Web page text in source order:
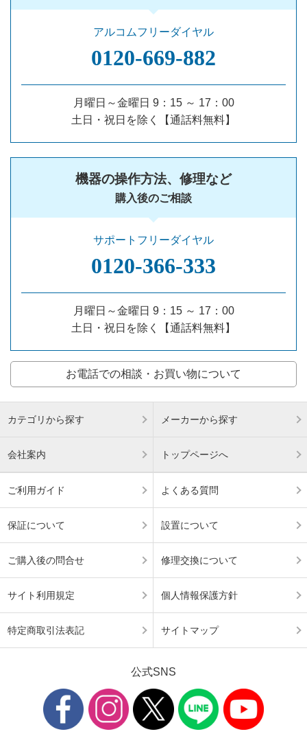
アルコムフリーダイヤル
0120‐669‐882
月曜日～金曜日 9：15 ～ 17：00
土日・祝日を除く【通話料無料】
機器の操作方法、修理など
購入後のご相談
サポートフリーダイヤル
0120‐366‐333
月曜日～金曜日 9：15 ～ 17：00
土日・祝日を除く【通話料無料】
お電話での相談・お買い物について
カテゴリから探す メーカーから探す
会社案内 トップページへ
ご利用ガイド よくある質問
保証について 設置について
ご購入後の問合せ 修理交換について
サイト利用規定 個人情報保護方針
特定商取引法表記 サイトマップ
公式SNS